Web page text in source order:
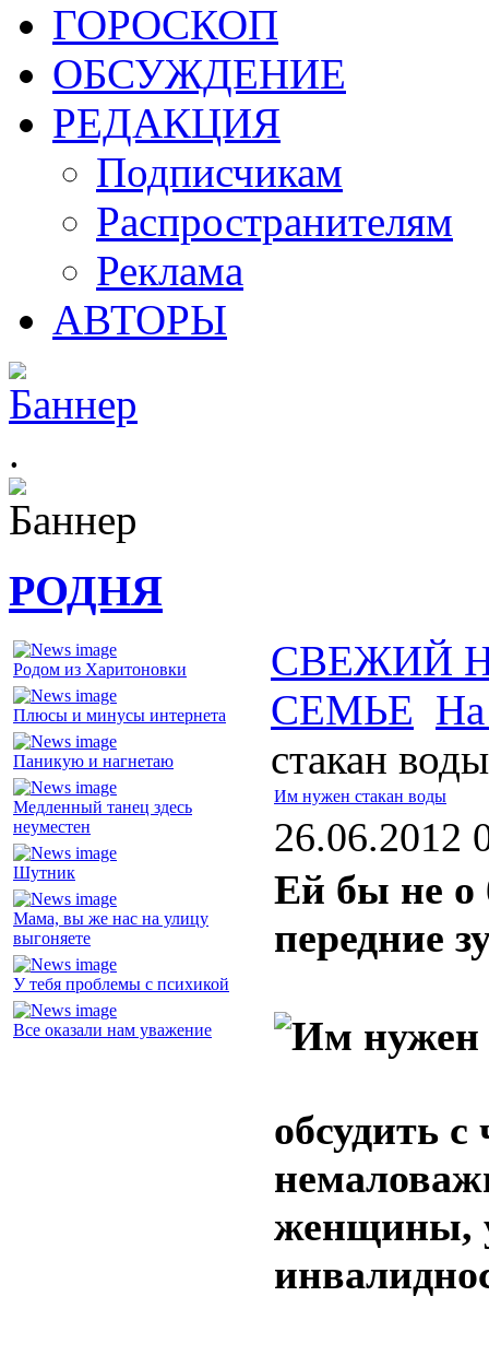
ГОРОСКОП
ОБСУЖДЕНИЕ
РЕДАКЦИЯ
Подписчикам
Распространителям
Реклама
АВТОРЫ
.
РОДНЯ
Родом из Харитоновки
Плюсы и минусы интернета
Паникую и нагнетаю
Медленный танец здесь
неуместен
Шутник
Мама, вы же нас на улицу
выгоняете
У тебя проблемы с психикой
Все оказали нам уважение
СВЕЖИЙ
СЕМЬЕ На
стакан воды
Им нужен стакан воды
26.06.2012
Ей бы не о
передние
обсудить
женщины,